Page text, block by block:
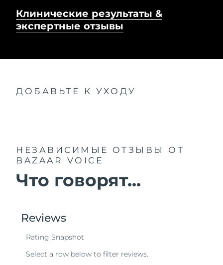
Клинические результаты &
экспертные отзывы
ДОБАВЬТЕ К УХОДУ
НЕЗАВИСИМЫЕ ОТЗЫВЫ
ОТ
BAZAAR VOICE
Что говорят...